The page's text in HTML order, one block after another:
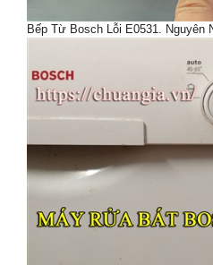
Bếp Từ Bosch Lỗi E0531. Nguyên